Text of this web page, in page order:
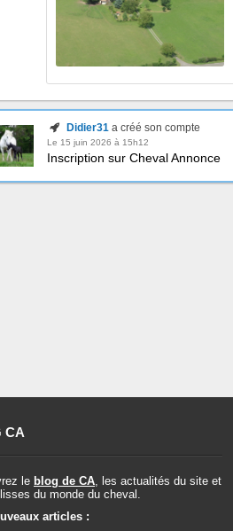
Didier31a créé son compte
Le 15 juin 2026 à 15h12
Inscription sur Cheval Annonce
CA
le blog de CA , les actualités du site et
du monde du cheval.
articles :